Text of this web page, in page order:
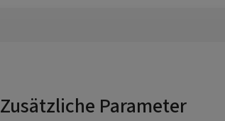
Zusätzliche Parameter